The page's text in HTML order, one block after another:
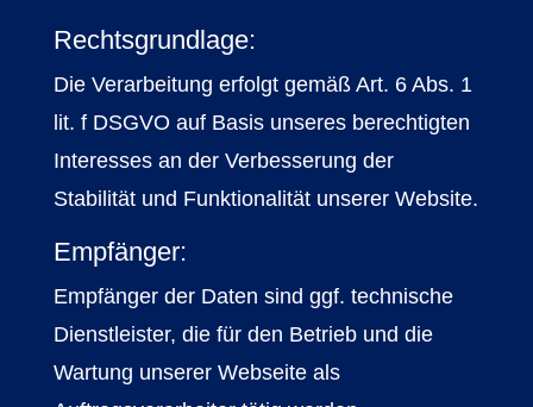
Rechtsgrundlage:
Die Verarbeitung erfolgt gemäß Art. 6 Abs. 1
lit. f DSGVO auf Basis unseres berechtigten
Interesses an der Verbesserung der
Stabilität und Funktionalität unserer Website.
Empfänger:
Empfänger der Daten sind ggf. technische
Dienstleister, die für den Betrieb und die
Wartung unserer Webseite als